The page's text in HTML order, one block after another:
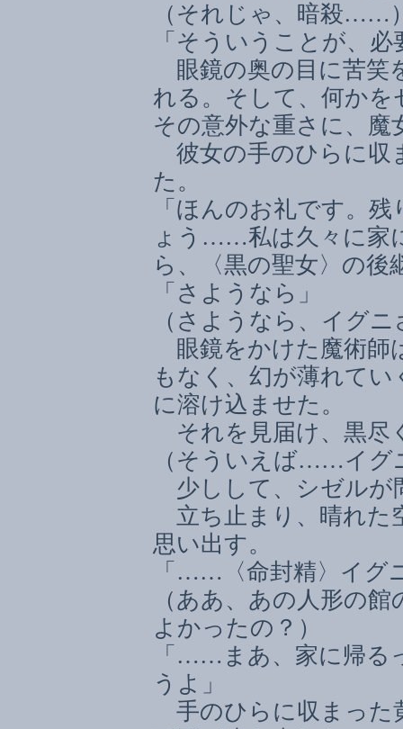
（それじゃ、暗殺……
「そういうことが、
眼鏡の奥の目に苦笑
れる。そして、何か
その意外な重さに、
彼女の手のひらに収
た。
「ほんのお礼です。
ょう ……私は久々に家
ら、〈黒の聖女〉の後
「さようなら」
（さようなら、イグニ
眼鏡をかけた魔術師
もなく、幻が薄れて
に溶け込ませた。
それを見届け、黒尽
（そういえば……イグ
少しして、シゼルが
立ち止まり、晴れた
思い出す。
「 …… 〈命封精〉イグ
（ああ、あの人形の
よかったの？）
「 …… まあ、家に帰る
うよ」
手のひらに収まった